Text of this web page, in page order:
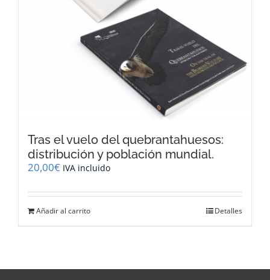
Tras el vuelo del quebrantahuesos:
distribución y población mundial.
20,00€ IVA incluido
Añadir al carrito Detalles